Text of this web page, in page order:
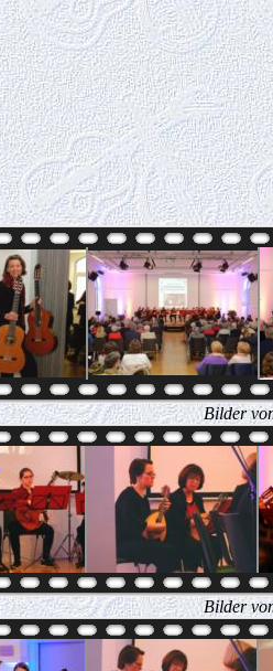
Bilder
Bilder